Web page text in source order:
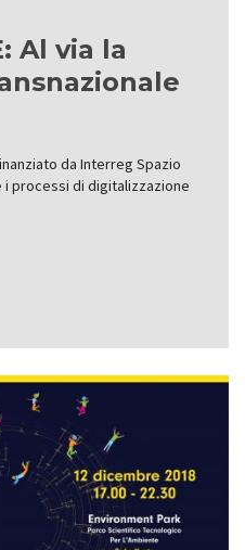
Al via la
da Interreg Spazio
i processi di digitalizzazione